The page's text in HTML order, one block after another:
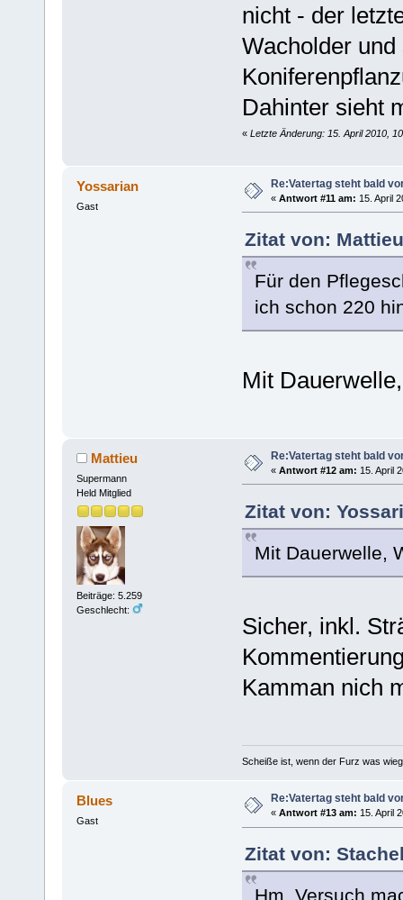
nicht - der
Wacholder
Dahinter sieht
« Letzte Änderung: 15. April 2010,
Yossarian
Gast
Re:Vatertag steht bald
« Antwort #11 am: 15. April
Zitat von:
Für den
ich schon 220
Mit
Mattieu
Supermann
Held Mitglied
Beiträge: 5.259
Geschlecht:
Re:Vatertag steht bald
« Antwort #12 am: 15. April
Zitat von:
Mit Dauerwelle,
Sicher, inkl.
Kamman nich
Scheiße ist, wenn der Furz was
Blues
Gast
Re:Vatertag steht bald
« Antwort #13 am: 15. April
Zitat von:
Hm. Versuch